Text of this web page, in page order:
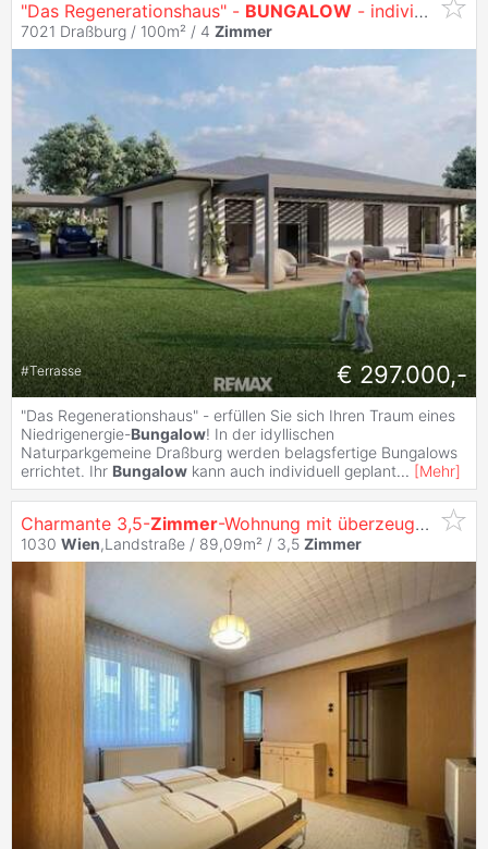
"Das Regenerationshaus" - BUNGALOW - individuell planbar - Neubauprojekt
7021 Draßburg / 100m² / 4 Zimmer
#Terrasse € 297.000,-
"Das Regenerationshaus" - erfüllen Sie sich Ihren Traum eines
Niedrigenergie-Bungalow! In der idyllischen
Naturparkgemeine Draßburg werden belagsfertige Bungalows
errichtet. Ihr Bungalow kann auch individuell geplant... [Mehr]
Charmante 3,5-Zimmer-Wohnung mit überzeugendem
1030 Wien,Landstraße / 89,09m² / 3,5 Zimmer